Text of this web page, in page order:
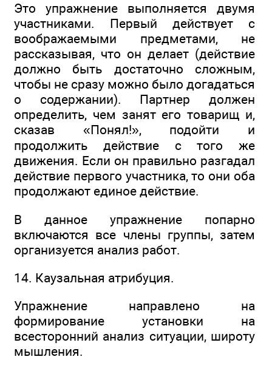
Это упражнение выполняется двумя
участниками. Первый действует с
воображаемыми предметами, не
рассказывая, что он делает (действие
должно быть достаточно сложным,
чтобы не сразу можно было догадаться
о содержании). Партнер должен
определить, чем занят его товарищ и,
сказав «Понял!», подойти и
продолжить действие с того же
движения. Если он правильно разгадал
действие первого участника, то они оба
продолжают единое действие.
В данное упражнение попарно
включаются все члены группы, затем
организуется анализ работ.
14. Каузальная атрибуция.
Упражнение направлено на
формирование установки на
всесторонний анализ ситуации, широту
мышления.